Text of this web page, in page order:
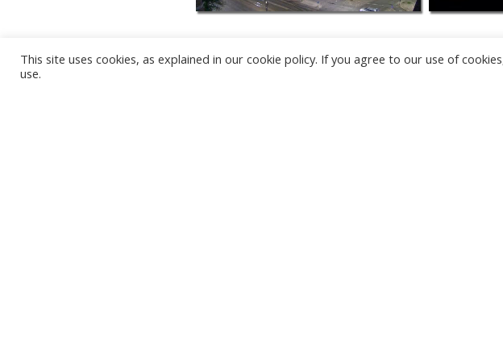
This site uses cookies, as explained in our cookie policy. If you agree to our use of
use.